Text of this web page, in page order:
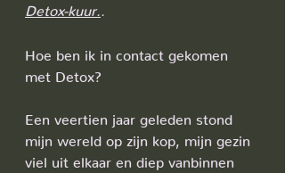
Detox-kuur.
Hoe ben ik in contact gekomen
met Detox?
Een veertien jaar geleden stond
mijn wereld op zijn kop, mijn gezin
viel uit elkaar en diep vanbinnen